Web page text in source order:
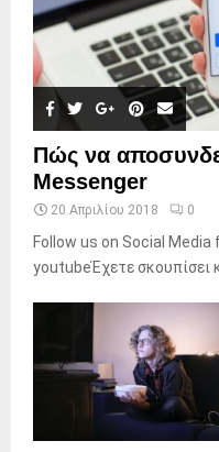
Πώς να
Messenger
20 Απριλίου 2018 0
Follow us on Social
youtubeΈχετε σκουπίσει